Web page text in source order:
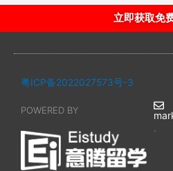
立即获取免
粤ICP备2022027573号-3
POWERED BY
.